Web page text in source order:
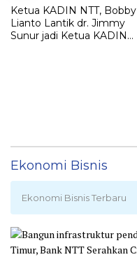
Ketua KADIN NTT, Bobby
Lianto Lantik dr. Jimmy
Sunur jadi Ketua KADIN
Ekonomi Bisnis
Ekonomi Bisnis Terbaru